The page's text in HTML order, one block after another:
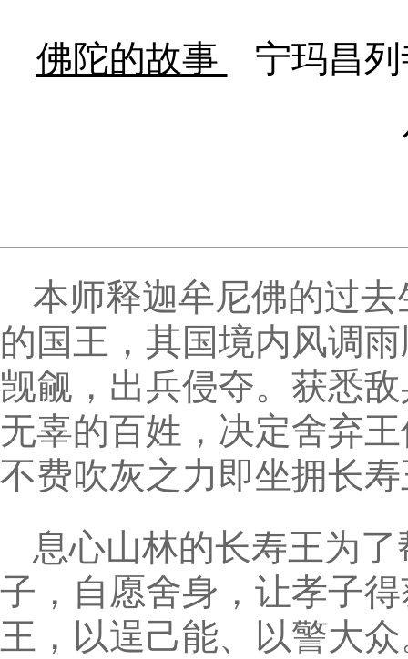
佛陀的故事
宁玛昌
本师释迦牟尼佛的过
的国王，其国境内风调
觊觎，出兵侵夺。获悉
无辜的百姓，决定舍弃
不费吹灰之力即坐拥长
息心山林的长寿王为
子，自愿舍身，让孝子
王，以逞己能、以警大